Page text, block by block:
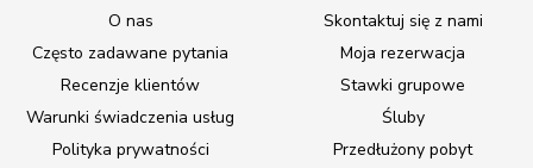
O nas
Często zadawane pytania
Recenzje klientów
Warunki świadczenia usług
Polityka prywatności
Skontaktuj się z nami
Moja rezerwacja
Stawki grupowe
Śluby
Przedłużony pobyt